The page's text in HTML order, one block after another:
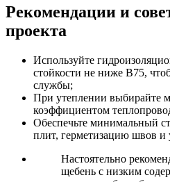
Рекомендации и
проекта
Используйте
стойкости не ниже B75,
службы;
При утеплении выбирайте
коэффициентом
Обеспечьте минимальный
плит, герметизацию швов и
Настоятельно
щебень с низким